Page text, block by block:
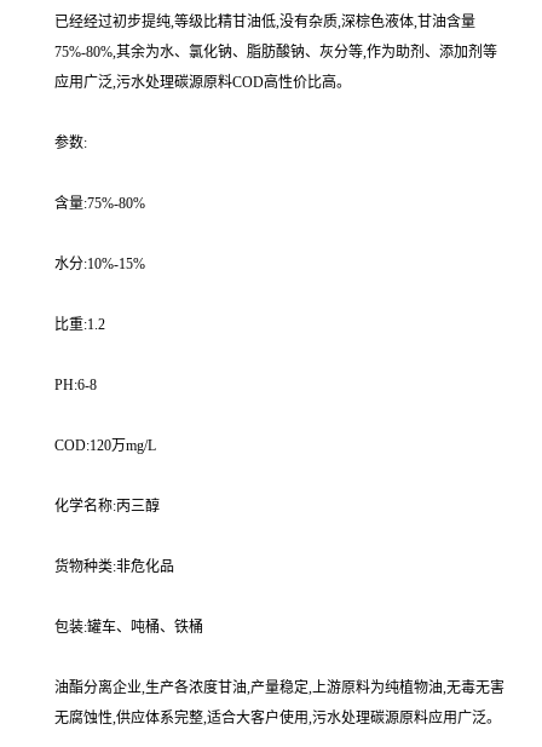
已经经过初步提纯,等级比精甘油低,没有杂质,深棕色液体,甘油含量
75%-80%,其余为水、氯化钠、脂肪酸钠、灰分等,作为助剂、添加剂等
应用广泛,污水处理碳源原料COD高性价比高。
参数:
含量:75%-80%
水分:10%-15%
比重:1.2
PH:6-8
COD:120万mg/L
化学名称:丙三醇
货物种类:非危化品
包装:罐车、吨桶、铁桶
油酯分离企业,生产各浓度甘油,产量稳定,上游原料为纯植物油,无毒无害
无腐蚀性,供应体系完整,适合大客户使用,污水处理碳源原料应用广泛。